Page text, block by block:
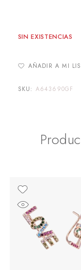
SIN EXISTENCIAS
AÑADIR A MI
SKU: A643690GF